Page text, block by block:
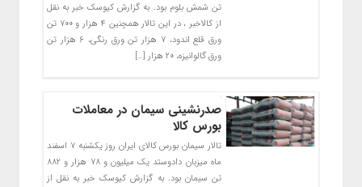
تن شمش بلوم بود. به گزارش کیوسک خبر به نقل
از کالاخبر ، در این تالار همچنین ۴ هزار و ۷۰۰ تن
ورق قلع اندود، ۷ هزار تن ورق رنگی، ۶ هزار تن
ورق گالوانیزه، ۲۰ هزار […]
صدرنشینی سیمان در معاملات
بورس کالا
تالار سیمان بورس کالای ایران روز یکشنبه ۷ اسفند
ماه میزبان دادوستد یک میلیون و ۷۸ هزار و ۸۸۲
تن سیمان بود. به گزارش کیوسک خبر به نقل از